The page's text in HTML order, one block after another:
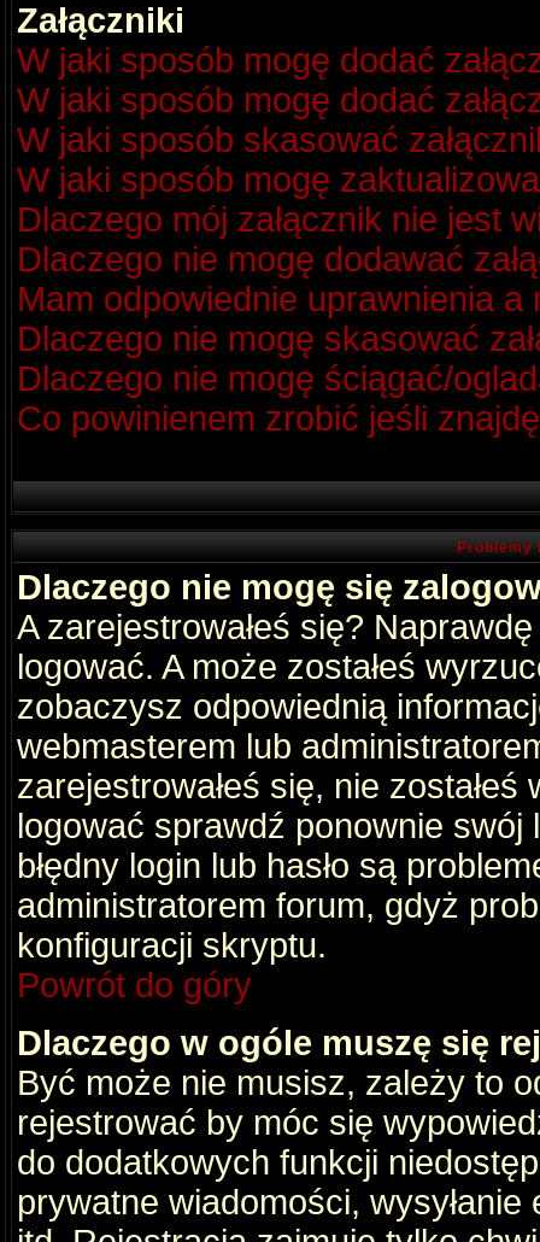
Załączniki
W jaki sposób mogę dodać
W jaki sposób mogę dodać
W jaki sposób skasować
W jaki sposób mogę
Dlaczego mój załącznik nie jest
Dlaczego nie mogę dodawać
Mam odpowiednie uprawnienia a
Dlaczego nie mogę skasować
Dlaczego nie mogę ściągać/
Co powinienem zrobić jeśli
Problemy
Dlaczego nie mogę się
A zarejestrowałeś się?
logować. A może zostałeś
zobaczysz odpowiednią
webmasterem lub
zarejestrowałeś się, nie
logować sprawdź ponownie swój
błędny login lub hasło są
administratorem forum, gdyż
konfiguracji skryptu.
Powrót do góry
Dlaczego w ogóle muszę się
Być może nie musisz, zależy to
rejestrować by móc się
do dodatkowych funkcji
prywatne wiadomości,